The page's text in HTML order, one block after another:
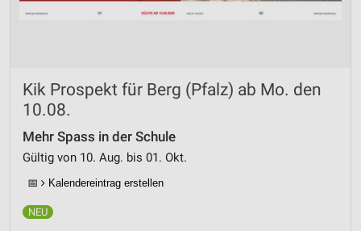
Kik Prospekt für Berg (Pfalz) ab Mo. den
10.08.
Mehr Spass in der Schule
Gültig von 10. Aug. bis 01. Okt.
📅 Kalendereintrag erstellen